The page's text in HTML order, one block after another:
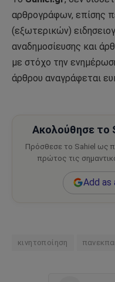
αρθρογράφων, επίσης
(εξωτερικών)
αναδημοσίευσης και
με στόχο την
άρθρου αναγράφεται
Ακολούθησε το
Πρόσθεσε το Sahiel ως
πρώτος τις
Add as
κινητοποίηση